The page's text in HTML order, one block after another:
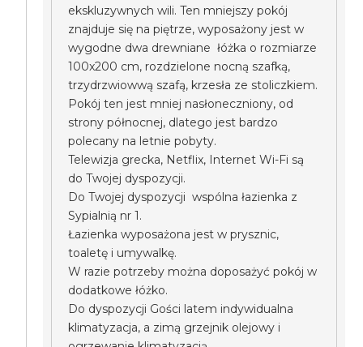
ekskluzywnych wili. Ten mniejszy pokój
znajduje się na piętrze, wyposażony jest w
wygodne dwa drewniane łóżka o rozmiarze
100x200 cm, rozdzielone nocną szafką,
trzydrzwiowwą szafą, krzesła ze stoliczkiem.
Pokój ten jest mniej nasłoneczniony, od
strony północnej, dlatego jest bardzo
polecany na letnie pobyty.
Telewizja grecka, Netflix, Internet Wi-Fi są
do Twojej dyspozycji.
Do Twojej dyspozycji wspólna łazienka z
Sypialnią nr 1.
Łazienka wyposażona jest w prysznic,
toaletę i umywalkę.
W razie potrzeby można doposażyć pokój w
dodatkowe łóżko.
Do dyspozycji Gości latem indywidualna
klimatyzacja, a zimą grzejnik olejowy i